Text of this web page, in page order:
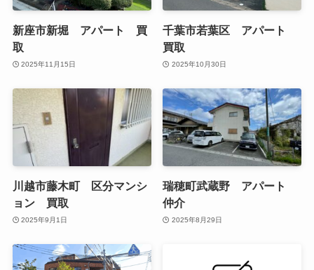
新座市新堀 アパート 買
取
2025年11月15日
千葉市若葉区 アパート
買取
2025年10月30日
川越市藤木町 区分マンシ
ョン 買取
2025年9月1日
瑞穂町武蔵野 アパート
仲介
2025年8月29日